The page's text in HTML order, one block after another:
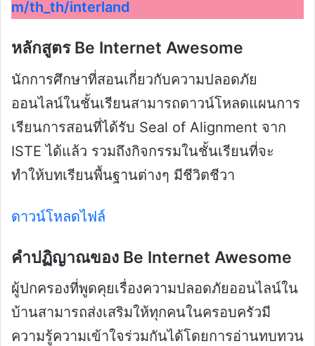
m/th_th/interland
หลักสูตร Be Internet Awesome
นักการศึกษาที่สอนเกี่ยวกับความปลอดภัย
ออนไลน์ในชั้นเรียนสามารถดาวน์โหลดแผนการ
เรียนการสอนที่ได้รับ Seal of Alignment จาก
ISTE ได้แล้ว รวมถึงกิจกรรมในชั้นเรียนที่จะ
ทำให้บทเรียนพื้นฐานต่างๆ มีชีวิตชีวา
ดาวน์โหลดไฟล์
คำปฏิญาณของ Be Internet Awesome
ผู้ปกครองที่พูดคุยเรื่องความปลอดภัยออนไลน์ใน
บ้านสามารถส่งเสริมให้ทุกคนในครอบครัวมี
ความรู้ความเข้าใจร่วมกันได้โดยการอ่านทบทวน